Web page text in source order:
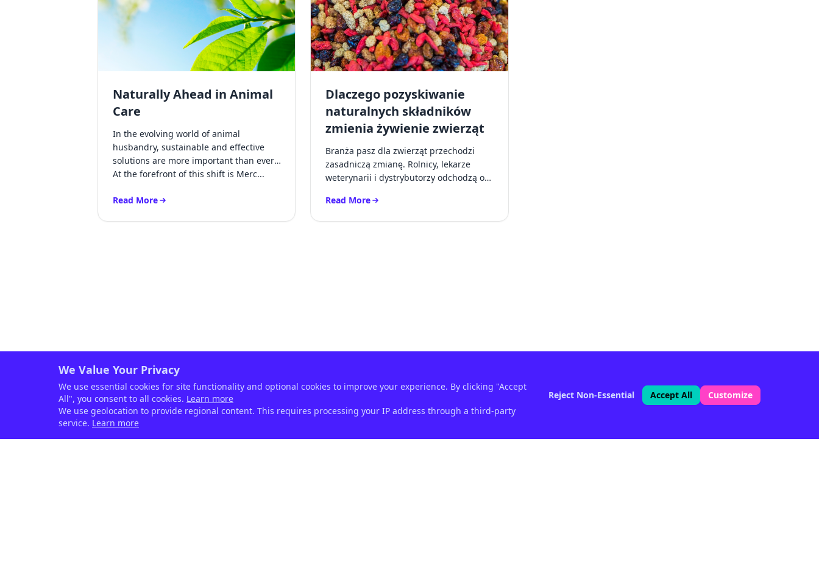
Naturally Ahead in Animal
Care
In the evolving world of animal
husbandry, sustainable and effective
solutions are more important than ever.
At the forefront of this shift is Merc...
Read More
Read more about Naturally Ahead in Animal Care
Dlaczego pozyskiwanie
naturalnych składników
zmienia żywienie zwierząt
Branża pasz dla zwierząt przechodzi
zasadniczą zmianę. Rolnicy, lekarze
weterynarii i dystrybutorzy odchodzą od
Read More
Read more about Dlaczego pozyskiwanie naturalnych składników zmienia żywienie zwierząt
We Value Your Privacy
We use essential cookies for site functionality and optional cookies to improve your experience. By clicking "Accept
All", you consent to all cookies. Learn more
We use geolocation to provide regional content. This requires processing your IP address through a third-party
service. Learn more
Reject Non-Essential Accept All Customize